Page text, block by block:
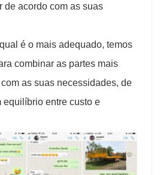
de acordo com as suas
é o mais adequado, temos
combinar as partes mais
as suas necessidades, de
equilíbrio entre custo e